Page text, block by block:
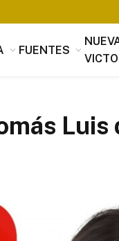
FUENTES